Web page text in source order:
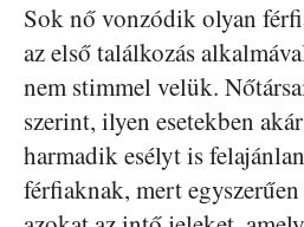
Sok nő vonzódik olyan
az első találkozás
nem stimmel velük.
szerint, ilyen esetekben
harmadik esélyt is
férfiaknak, mert